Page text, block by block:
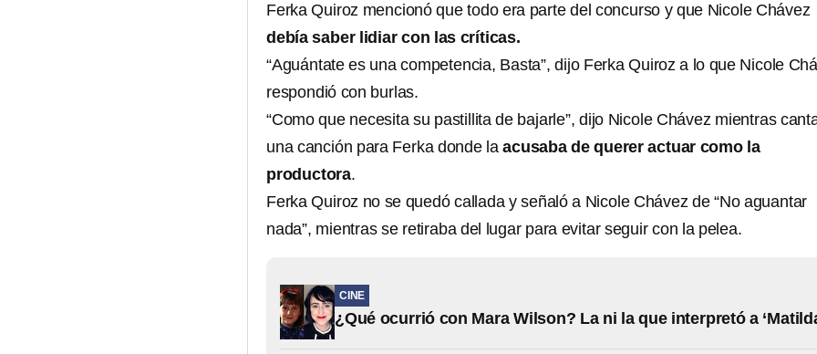
Ferka Quiroz mencionó que todo era parte del concurso y que Nicole Chávez
debía saber lidiar con las críticas.
“Aguántate es una competencia, Basta”, dijo Ferka Quiroz a lo que Nicole
respondió con burlas.
“Como que necesita su pastillita de bajarle”, dijo Nicole Chávez mientras
una canción para Ferka donde laacusaba de querer actuar como la
productora.
Ferka Quiroz no se quedó callada y señaló a Nicole Chávez de “No aguantar
nada”, mientras se retiraba del lugar para evitar seguir con la pelea.
CINE
¿Qué ocurrió con Mara Wilson? La ni la que interpretó a